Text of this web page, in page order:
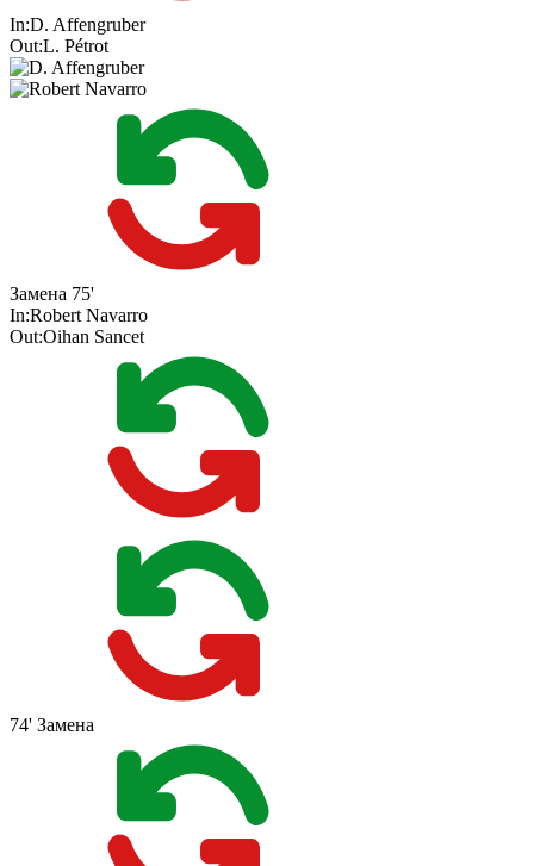
In:D. Affengruber
Out:L. Pétrot
Замена 75'
In:Robert Navarro
Out:Oihan Sancet
74' Замена